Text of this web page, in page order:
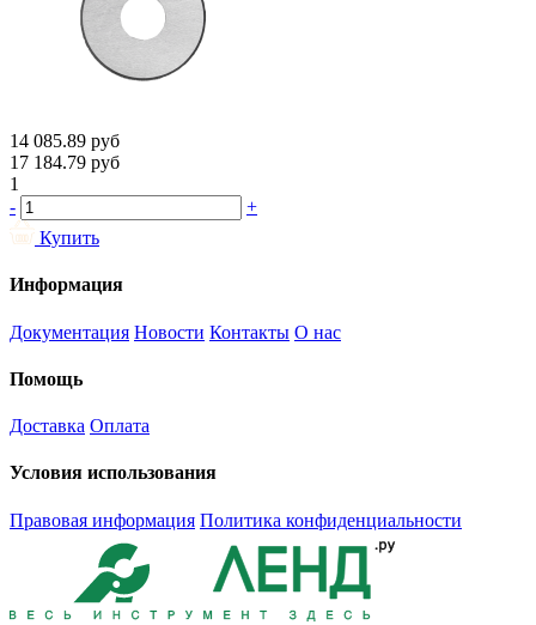
14 085.89 руб
17 184.79 руб
1
-
+
Купить
Информация
Документация Новости Контакты О нас
Помощь
Доставка Оплата
Условия использования
Правовая информация Политика конфиденциальности